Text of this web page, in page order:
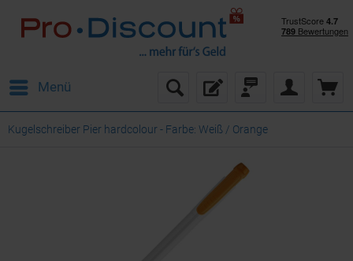
Menü
Kugelschreiber Pier hardcolour - Farbe: Weiß / Orange